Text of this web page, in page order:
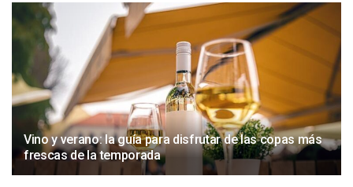
Vino y verano: la guía para disfrutar de las copas más
frescas de la temporada